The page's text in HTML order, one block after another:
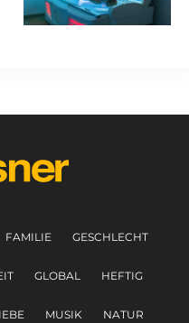
FAMILIE GESCHLECHT
GLOBAL HEFTIG
MUSIK NATUR